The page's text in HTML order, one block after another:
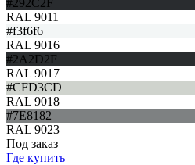
RAL 9011
#f3f6f6
RAL 9016
#2A2D2F
RAL 9017
#CFD3CD
RAL 9018
#7E8182
RAL 9023
Под заказ
Где купить